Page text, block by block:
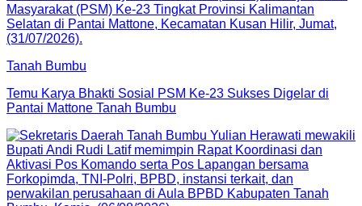
Tanah Bumbu
Temu Karya Bhakti Sosial PSM Ke-23 Sukses Digelar di
Pantai Mattone Tanah Bumbu